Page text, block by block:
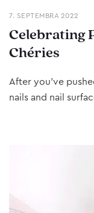
7. SEPTEMBRA 2022
Celebrating
Chéries
After you’ve
nails and nail